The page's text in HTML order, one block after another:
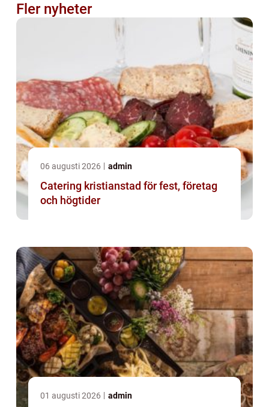
Fler nyheter
06 augusti 2026 admin
Catering kristianstad för fest, företag
och högtider
01 augusti 2026 admin